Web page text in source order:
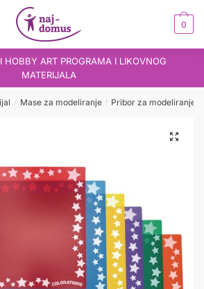
0
HOBBY ART PROGRAMA I LIKOVNOG
MATERIJALA
/ Mase za modeliranje / Pribor za modeliranje